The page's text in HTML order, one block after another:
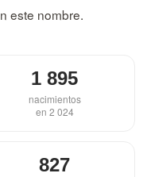
este nombre.
1 895
nacimientos
en 2 024
827